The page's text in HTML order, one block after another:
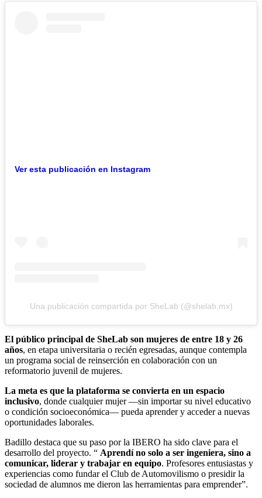
Ver esta publicación en Instagram
Una publicación compartida por SheLab (@shelab.mx)
El público principal de SheLab son mujeres de entre 18 y 26
años, en etapa universitaria o recién egresadas, aunque contempla
un programa social de reinserción en colaboración con un
reformatorio juvenil de mujeres.
La meta es que la plataforma se convierta en un espacio
inclusivo, donde cualquier mujer —sin importar su nivel educativo
o condición socioeconómica— pueda aprender y acceder a nuevas
oportunidades laborales.
Badillo destaca que su paso por la IBERO ha sido clave para el
desarrollo del proyecto. “ Aprendí no solo a ser ingeniera, sino a
comunicar, liderar y trabajar en equipo. Profesores entusiastas y
experiencias como fundar el Club de Automovilismo o presidir la
sociedad de alumnos me dieron las herramientas para emprender”.